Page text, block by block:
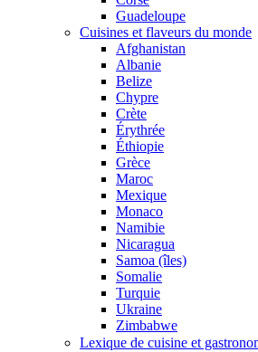
Guadeloupe
Cuisines et flaveurs du monde
Afghanistan
Albanie
Belize
Chypre
Crète
Érythrée
Éthiopie
Grèce
Maroc
Mexique
Monaco
Namibie
Nicaragua
Samoa (îles)
Somalie
Turquie
Ukraine
Zimbabwe
Lexique de cuisine et